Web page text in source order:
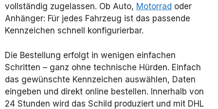
vollständig zugelassen. Ob Auto, Motorrad oder
Anhänger: Für jedes Fahrzeug ist das passende
Kennzeichen schnell konfigurierbar.
Die Bestellung erfolgt in wenigen einfachen
Schritten – ganz ohne technische Hürden. Einfach
das gewünschte Kennzeichen auswählen, Daten
eingeben und direkt online bestellen. Innerhalb von
24 Stunden wird das Schild produziert und mit DHL